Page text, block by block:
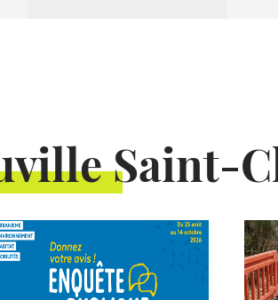
Saint-